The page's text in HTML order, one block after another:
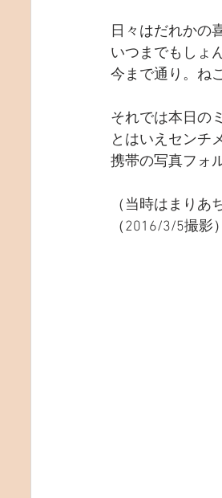
日々はだれかの
いつまでもしょ
今まで通り。ね
それでは本日の
とはいえセンチ
携帯の写真フォ
（当時はまり
（2016/3/5撮影）